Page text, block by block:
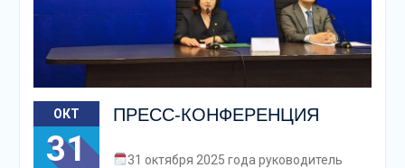
ОКТ
31
ПРЕСС-КОНФЕРЕНЦИЯ
31 октября 2025 года руководитель